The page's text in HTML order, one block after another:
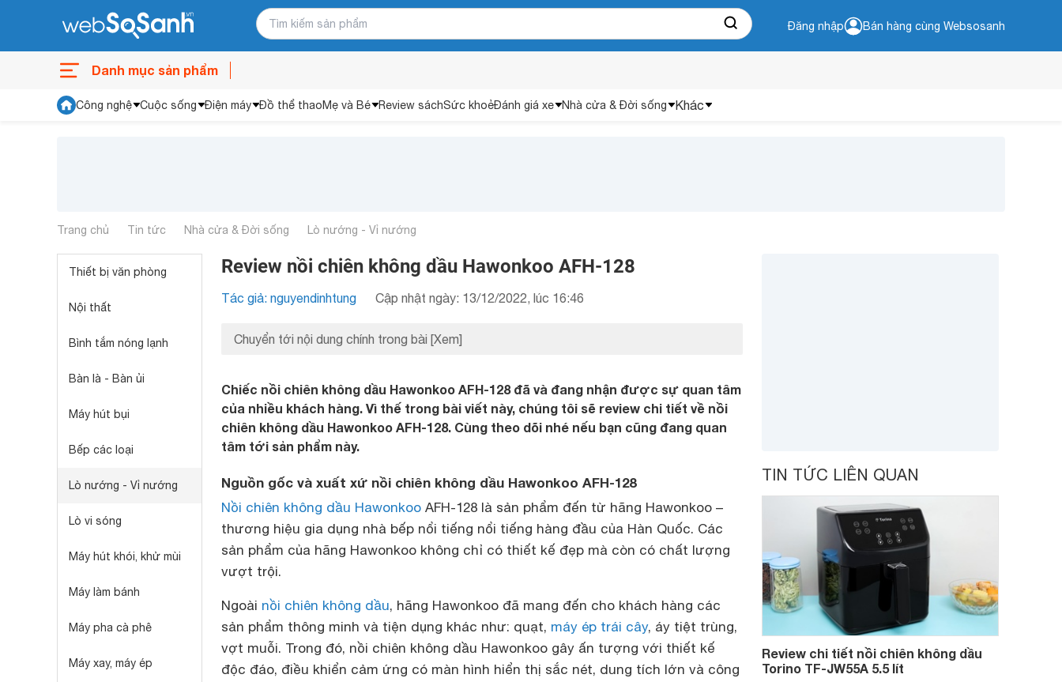
Đăng nhập Bán hàng cùng Websosanh
Danh mục sản phẩm
Công nghệ Cuộc sống Điện máy Đồ thể thaoMẹ và Bé Review sáchSức khoẻĐánh giá xe Nhà cửa & Đời sống Khác
Trang chủ Tin tức Nhà cửa & Đời sống Lò nướng - Vỉ nướng
Thiết bị văn phòng
Nội thất
Bình tắm nóng lạnh
Bàn là - Bàn ủi
Máy hút bụi
Bếp các loại
Lò nướng - Vỉ nướng
Lò vi sóng
Máy hút khói, khử mùi
Máy làm bánh
Máy pha cà phê
Máy xay, máy ép
Review nồi chiên không dầu Hawonkoo AFH-128
Tác giả: nguyendinhtung Cập nhật ngày: 13/12/2022, lúc 16:46
Chuyển tới nội dung chính trong bài [Xem]
Chiếc nồi chiên không dầu Hawonkoo AFH-128 đã và đang nhận được sự quan tâm
của nhiều khách hàng. Vì thế trong bài viết này, chúng tôi sẽ review chi tiết về nồi
chiên không dầu Hawonkoo AFH-128. Cùng theo dõi nhé nếu bạn cũng đang quan
tâm tới sản phẩm này.
Nguồn gốc và xuất xứ nồi chiên không dầu Hawonkoo AFH-128
Nồi chiên không dầu Hawonkoo AFH-128 là sản phẩm đến từ hãng Hawonkoo –
thương hiệu gia dụng nhà bếp nổi tiếng nổi tiếng hàng đầu của Hàn Quốc. Các
sản phẩm của hãng Hawonkoo không chỉ có thiết kế đẹp mà còn có chất lượng
vượt trội.
Ngoài nồi chiên không dầu, hãng Hawonkoo đã mang đến cho khách hàng các
sản phẩm thông minh và tiện dụng khác như: quạt, máy ép trái cây, áy tiệt trùng,
vợt muỗi. Trong đó, nồi chiên không dầu Hawonkoo gây ấn tượng với thiết kế
độc đáo, điều khiển cảm ứng có màn hình hiển thị sắc nét, dung tích lớn và công
TIN TỨC LIÊN QUAN
Review chi tiết nồi chiên không dầu
Torino TF-JW55A 5.5 lít